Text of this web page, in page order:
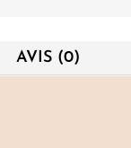
AVIS (0)